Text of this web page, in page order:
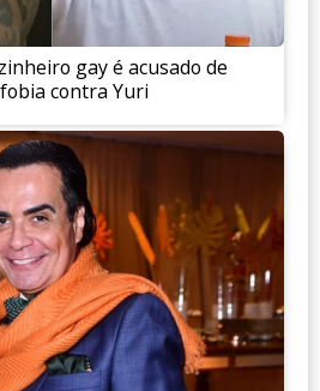
gay é acusado de
contra Yuri